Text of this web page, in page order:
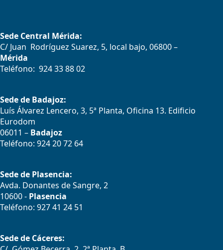
Sede Central Mérida:
C/ Juan Rodríguez Suarez, 5, local bajo, 06800 –
Mérida
Teléfono: 924 33 88 02
Sede de Badajoz:
Luís Álvarez Lencero, 3, 5ª Planta, Oficina 13. Edificio
Eurodom
06011 – Badajoz
Teléfono: 924 20 72 64
Sede de Plasencia:
Avda. Donantes de Sangre, 2
10600 - Plasencia
Teléfono: 927 41 24 51
Sede de Cáceres: